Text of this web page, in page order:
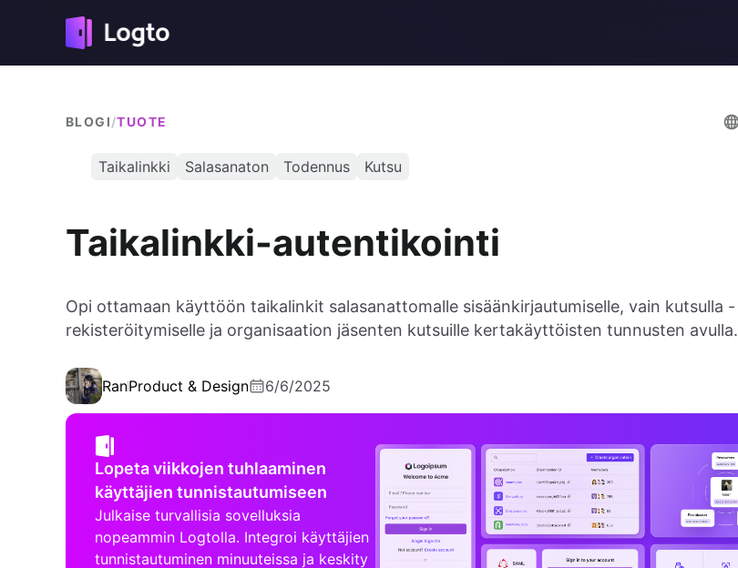
BLOGI/TUOTE
Taikalinkki Salasanaton Todennus Kutsu
Taikalinkki-autentikointi
Opi ottamaan käyttöön taikalinkit salasanattomalle sisäänkirjautumiselle, vain kutsulla -
rekisteröitymiselle ja organisaation jäsenten kutsuille kertakäyttöisten tunnusten avulla.
RanProduct & Design 6/6/2025
Lopeta viikkojen tuhlaaminen
käyttäjien tunnistautumiseen
Julkaise turvallisia sovelluksia
nopeammin Logtolla. Integroi käyttäjien
tunnistautuminen minuuteissa ja keskity